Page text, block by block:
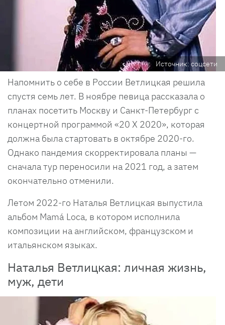
Источник: соцсети
Напомнить о себе в России Ветлицкая решила
спустя семь лет. В ноябре певица рассказала о
планах посетить Москву и Санкт-Петербург с
концертной программой «20 X 2020», которая
должна была стартовать в октябре 2020-го.
Однако пандемия скорректировала планы —
сначала тур переносили на 2021 год, а затем
окончательно отменили.
Летом 2022-го Наталья Ветлицкая выпустила
альбом Mamá Loca, в котором исполнила
композиции на английском, французском и
итальянском языках.
Наталья Ветлицкая: личная жизнь,
муж, дети